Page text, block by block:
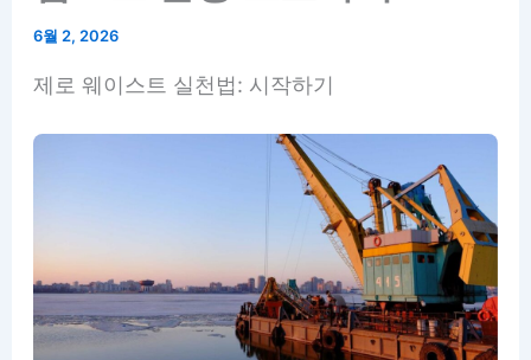
6월 2, 2026
제로 웨이스트 실천법: 시작하기